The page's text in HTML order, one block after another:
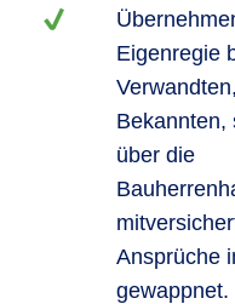
Eigenregie
Bekannten,
über die
Ansprüche
gewappnet.